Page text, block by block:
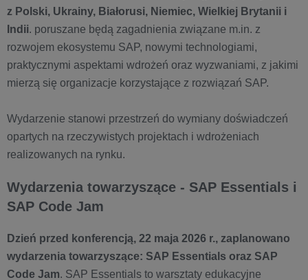
z Polski, Ukrainy, Białorusi, Niemiec, Wielkiej Brytanii i
Indii. poruszane będą zagadnienia związane m.in. z
rozwojem ekosystemu SAP, nowymi technologiami,
praktycznymi aspektami wdrożeń oraz wyzwaniami, z jakimi
mierzą się organizacje korzystające z rozwiązań SAP.
Wydarzenie stanowi przestrzeń do wymiany doświadczeń
opartych na rzeczywistych projektach i wdrożeniach
realizowanych na rynku.
Wydarzenia towarzyszące - SAP Essentials i
SAP Code Jam
Dzień przed konferencją, 22 maja 2026 r., zaplanowano
wydarzenia towarzyszące: SAP Essentials oraz SAP
Code Jam. SAP Essentials to warsztaty edukacyjne